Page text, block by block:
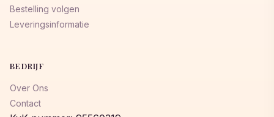
Bestelling volgen
Leveringsinformatie
BEDRIJF
Over Ons
Contact